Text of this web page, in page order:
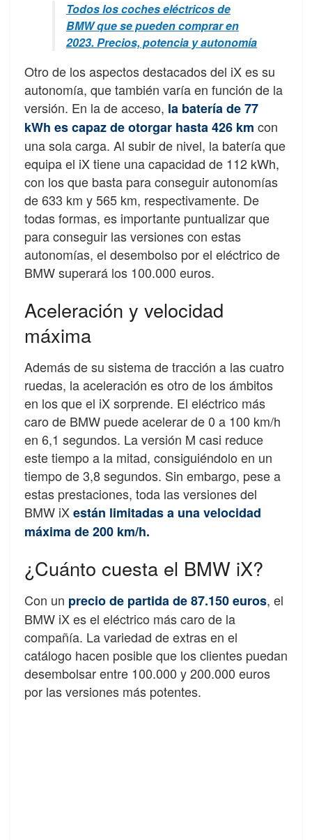
Todos los coches eléctricos de
BMW que se pueden comprar en
2023. Precios, potencia y autonomía
Otro de los aspectos destacados del iX es su
autonomía, que también varía en función de la
versión. En la de acceso, la batería de 77
kWh es capaz de otorgar hasta 426 km con
una sola carga. Al subir de nivel, la batería que
equipa el iX tiene una capacidad de 112 kWh,
con los que basta para conseguir autonomías
de 633 km y 565 km, respectivamente. De
todas formas, es importante puntualizar que
para conseguir las versiones con estas
autonomías, el desembolso por el eléctrico de
BMW superará los 100.000 euros.
Aceleración y velocidad
máxima
Además de su sistema de tracción a las cuatro
ruedas, la aceleración es otro de los ámbitos
en los que el iX sorprende. El eléctrico más
caro de BMW puede acelerar de 0 a 100 km/h
en 6,1 segundos. La versión M casi reduce
este tiempo a la mitad, consiguiéndolo en un
tiempo de 3,8 segundos. Sin embargo, pese a
estas prestaciones, toda las versiones del
BMW iXestán limitadas a una velocidad
máxima de 200 km/h.
¿Cuánto cuesta el BMW iX?
Con un precio de partida de 87.150 euros, el
BMW iX es el eléctrico más caro de la
compañía. La variedad de extras en el
catálogo hacen posible que los clientes puedan
desembolsar entre 100.000 y 200.000 euros
por las versiones más potentes.